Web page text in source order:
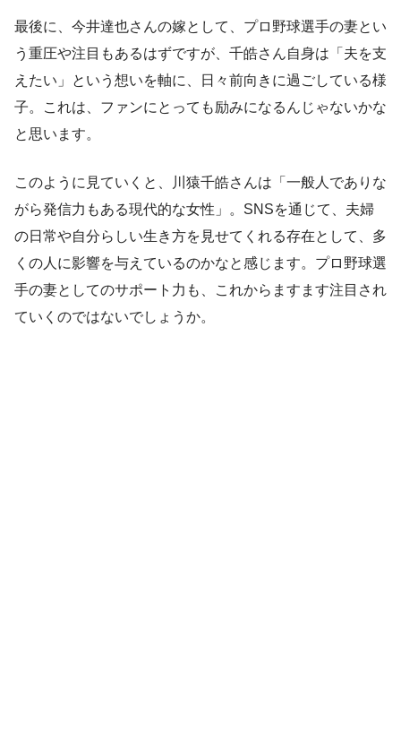
最後に、今井達也さんの嫁として、プロ野球選手の妻とい
う重圧や注目もあるはずですが、千皓さん自身は「夫を支
えたい」という想いを軸に、日々前向きに過ごしている様
子。これは、ファンにとっても励みになるんじゃないかな
と思います。
このように見ていくと、川猿千皓さんは「一般人でありな
がら発信力もある現代的な女性」。SNSを通じて、夫婦
の日常や自分らしい生き方を見せてくれる存在として、多
くの人に影響を与えているのかなと感じます。プロ野球選
手の妻としてのサポート力も、これからますます注目され
ていくのではないでしょうか。